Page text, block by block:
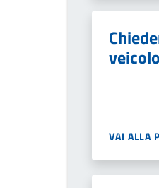
VAI ALLA